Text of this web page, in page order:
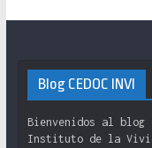
Blog CEDOC INVI
Bienvenidos al blog
Instituto de la